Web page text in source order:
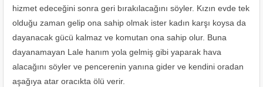
hizmet edeceğini sonra geri bırakılacağını söyler. Kızın evde tek
olduğu zaman gelip ona sahip olmak ister kadın karşı koysa da
dayanacak gücü kalmaz ve komutan ona sahip olur. Buna
dayanamayan Lale hanım yola gelmiş gibi yaparak hava
alacağını söyler ve pencerenin yanına gider ve kendini oradan
aşağıya atar oracıkta ölü verir.